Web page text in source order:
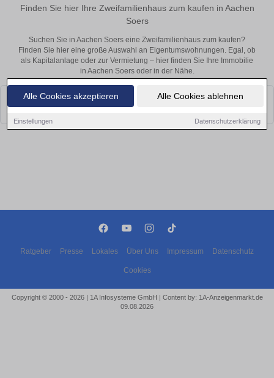
Alle Cookies akzeptieren Alle Cookies ablehnen
Einstellungen Datenschutzerklärung
Finden Sie hier Ihre Zweifamilienhaus zum kaufen in Aachen
Soers
Suchen Sie in Aachen Soers eine Zweifamilienhaus zum kaufen?
Finden Sie hier eine große Auswahl an Eigentumswohnungen. Egal, ob
als Kapitalanlage oder zur Vermietung – hier finden Sie Ihre Immobilie
in Aachen Soers oder in der Nähe.
Leider konnten wir derzeit keine passenden Objekte finden. Schauen Sie
bald wieder vorbei!
Ratgeber Presse Lokales Über Uns Impressum Datenschutz
Cookies
Copyright © 2000 - 2026 | 1A Infosysteme GmbH | Content by: 1A-Anzeigenmarkt.de
09.08.2026